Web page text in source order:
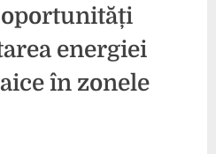
energiei
în zonele